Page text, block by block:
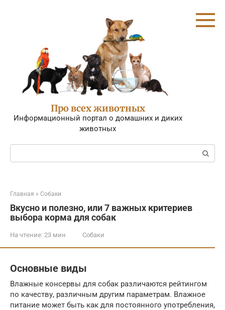
Про всех животных
Информационный портал о домашних и диких
животных
Поиск:
Главная » Собаки
Вкусно и полезно, или 7 важных критериев
выбора корма для собак
На чтение: 23 мин Собаки
Основные виды
Влажные консервы для собак различаются рейтингом
по качеству, различным другим параметрам. Влажное
питание может быть как для постоянного употребления,